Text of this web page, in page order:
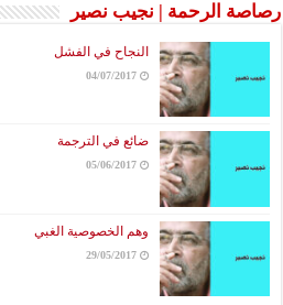
رصاصة الرحمة | نجيب نصير
النجاح في الفشل
04/07/2017
ضائع في الترجمة
05/06/2017
وهم الخصوصية الغبي
29/05/2017